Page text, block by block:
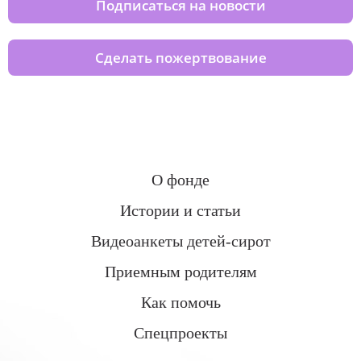
Подписаться на новости
Сделать пожертвование
О фонде
Истории и статьи
Видеоанкеты детей-сирот
Приемным родителям
Как помочь
Спецпроекты